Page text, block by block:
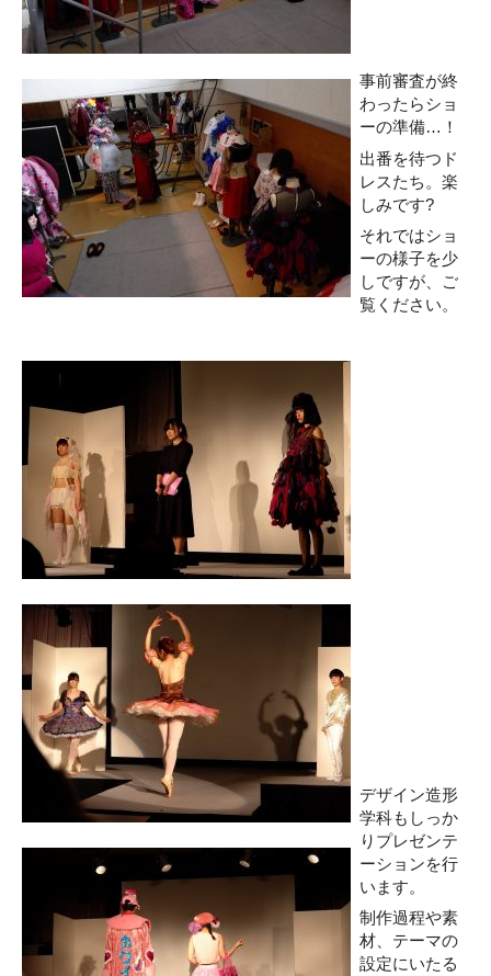
事前審査が終
わったらショ
ーの準備…！
出番を待つド
レスたち。楽
しみです?
それではショ
ーの様子を少
しですが、ご
覧ください。
デザイン造形
学科もしっか
りプレゼンテ
ーションを行
います。
制作過程や素
材、テーマの
設定にいたる